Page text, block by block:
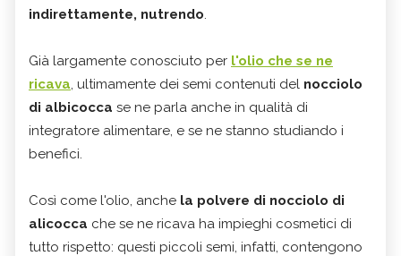
indirettamente, nutrendo.
Già largamente conosciuto per l'olio che se ne
ricava, ultimamente dei semi contenuti del nocciolo
di albicocca se ne parla anche in qualità di
integratore alimentare, e se ne stanno studiando i
benefici.
Così come l'olio, anche la polvere di nocciolo di
alicocca che se ne ricava ha impieghi cosmetici di
tutto rispetto: questi piccoli semi, infatti, contengono